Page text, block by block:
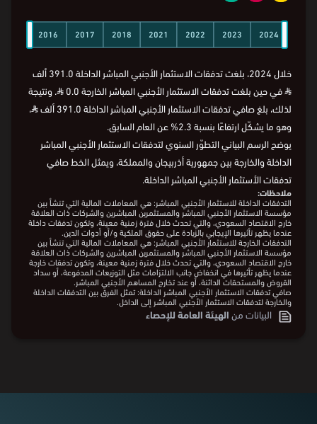
2016 2018 2022 2024
السنة
2016 2021 2024
2017 2018 2022 2023
خلال 2024، بلغت تدفقات الاستثمار الأجنبي المباشر الداخلة 391.0 ألف
⃁في حين بلغت تدفقات الاستثمار الأجنبي المباشر الخارجة 0.0 ⃁. ونتيجة
لذلك، بلغ صافي تدفقات الاستثمار الأجنبي المباشر الداخلة 391.0 ألف
⃁،
وهو ما يشكّل ارتفاعًا بنسبة 2.3% عن العام السابق.
يوضح الرسم البياني التطوّر السنوي لتدفقات الاستثمار الأجنبي المباشر
الداخلة والخارجة بين جمهورية أذربيجان والمملكة، ويمثل الخط صافي
تدفقات الأستثمار الأجنبي المباشر الداخلة.
ملاحظات:
التدفقات الداخلة للاستثمار الأجنبي المباشر: هي المعاملات المالية التي تنشأ بين
مؤسسة الاستثمار الأجنبي المباشر والمستثمرين المباشرين والشركات ذات العلاقة
خارج الاقتصاد السعودي، والتي تحدث خلال فترة زمنية معينة، وتكون تدفقات داخلة
عندما يظهر تأثيرها الإيجابي بالزيادة على حقوق الملكية و/أو أدوات الدين.
التدفقات الخارجة للاستثمار الأجنبي المباشر: هي المعاملات المالية التي تنشأ بين
مؤسسة الاستثمار الأجنبي المباشر والمستثمرين المباشرين والشركات ذات العلاقة
خارج الاقتصاد السعودي، والتي تحدث خلال فترة زمنية معينة، وتكون تدفقات خارجة
عندما يظهر تأثيرها في انخفاض جانب الالتزامات مثل التوزيعات المدفوعة، أو سداد
القروض والمستحقات الدائنة، أو عند تخارج المساهم الأجنبي المباشر.
صافي تدفقات الاستثمار الأجنبي المباشر الداخلة: تمثل الفرق بين التدفقات الداخلة
والخارجة لتدفقات الاستثمار الأجنبي المباشر إلى الداخل.
البيانات منالهيئة العامة للإحصاء